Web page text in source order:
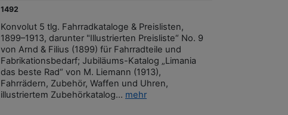
1492
Konvolut 5 tlg. Fahrradkataloge & Preislisten,
1899–1913, darunter "Illustrierten Preisliste“ No. 9
von Arnd & Filius (1899) für Fahrradteile und
Fabrikationsbedarf; Jubiläums-Katalog „Limania
das beste Rad“ von M. Liemann (1913),
Fahrrädern, Zubehör, Waffen und Uhren,
illustriertem Zubehörkatalog... mehr